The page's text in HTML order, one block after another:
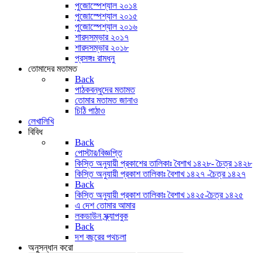
পুজোস্পেশ্যাল ২০১৪
পুজোস্পেশ্যাল ২০১৫
পুজোস্পেশ্যাল ২০১৬
শারদসম্ভার ২০১৭
শারদসম্ভার ২০১৮
প্রসঙ্গঃ রামধনু
তোমাদের মতামত
Back
পাঠকবন্ধুদের মতামত
তোমার মতামত জানাও
চিঠি পাঠাও
লেখালিখি
বিবিধ
Back
পোস্টার/বিজ্ঞপ্তি
কিস্তি অনুযায়ী প্রকাশের তালিকাঃ বৈশাখ ১৪২৮- চৈত্র ১৪২৮
কিস্তি অনুযায়ী প্রকাশ তালিকাঃ বৈশাখ ১৪২৭ -চৈত্র ১৪২৭
Back
কিস্তি অনুযায়ী প্রকাশ তালিকাঃ বৈশাখ ১৪২৫-চৈত্র ১৪২৫
এ দেশ তোমার আমার
লকডাউন স্ক্র্যাপবুক
Back
দশ বছরের পথচলা
অনুসন্ধান করো